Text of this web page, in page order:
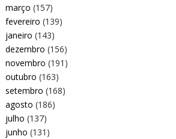
março (157)
fevereiro (139)
janeiro (143)
dezembro (156)
novembro (191)
outubro (163)
setembro (168)
agosto (186)
julho (137)
junho (131)